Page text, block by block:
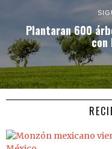
Plantaran 600
con